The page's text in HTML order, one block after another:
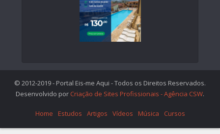
© 2012-2019 - Portal Eis-me Aqui - Todos os Direitos Reservados.
Desenvolvido por Criação de Sites Profissionais - Agência CSW.
Home Estudos Artigos Vídeos Música Cursos